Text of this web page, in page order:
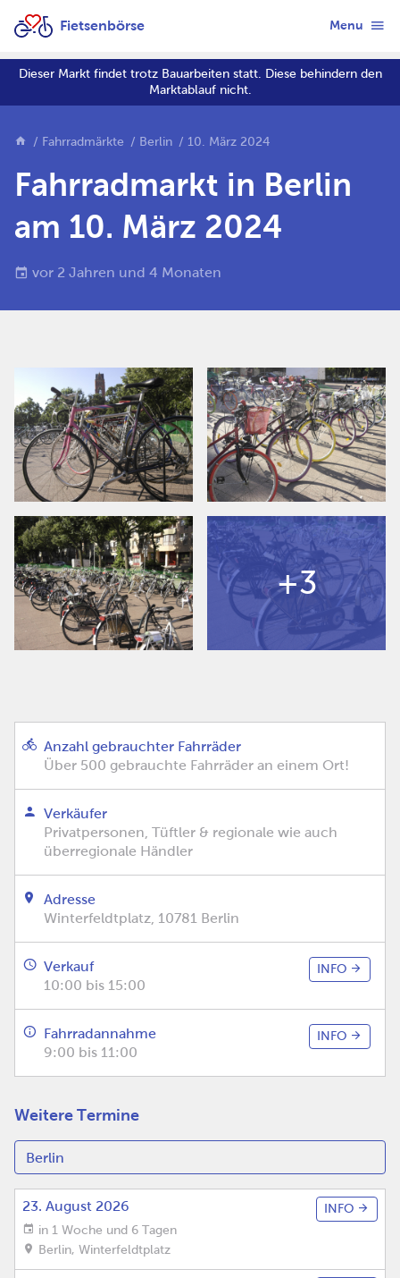
Fietsenbörse Menu
Dieser Markt findet trotz Bauarbeiten statt. Diese behindern den
Marktablauf nicht.
Fahrradmärkte Berlin 10. März 2024
Fahrradmarkt in Berlin
am 10. März 2024
vor 2 Jahren und 4 Monaten
+3
Anzahl gebrauchter Fahrräder
Über 500 gebrauchte Fahrräder an einem Ort!
Verkäufer
Privatpersonen, Tüftler & regionale wie auch
überregionale Händler
Adresse
Winterfeldtplatz, 10781 Berlin
Verkauf
10:00 bis 15:00
INFO
Fahrradannahme
9:00 bis 11:00
INFO
Weitere Termine
23. August 2026
in 1 Woche und 6 Tagen
Berlin, Winterfeldtplatz
INFO